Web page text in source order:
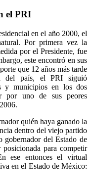
el PRI
en el año 2000, el
Por primera vez la
por el Presidente, fue
este encontró en sus
que 12 años más tarde
del país, el PRI siguió
y municipios en los dos
por uno de sus peores
quién haya ganado la
dentro del viejo partido
del Estado de
para competir
ese entonces el virtual
en el Estado de México: